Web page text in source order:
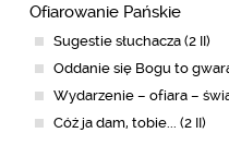
Ofiarowanie Pańskie
Sugestie słuchacza (2 II)
Oddanie się Bogu to
Wydarzenie – ofiara –
Cóż ja dam, tobie... (2 II)